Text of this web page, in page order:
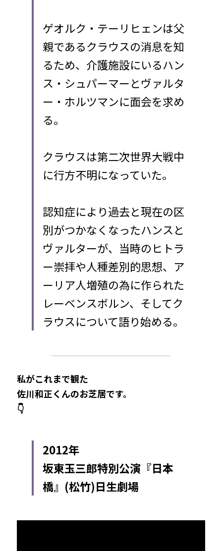
ゲオルク・テーリヒェンは父
親であるクラウスの消息を知
るため、介護施設にいるハン
ス・シュパーマーとヴァルタ
ー・ホルツマンに面会を求め
る。
クラウスは第二次世界大戦中
に行方不明になっていた。
認知症により過去と現在の区
別がつかなくなったハンスと
ヴァルターが、当時のヒトラ
ー崇拝や人種差別的思想、ア
ーリア人増殖の為に作られた
レーベンスボルン、そしてク
ラウスについて語り始める。
私がこれまで観た
佐川和正くんのお芝居です。
👇
2012年
坂東玉三郎特別公演『日本
橋』(松竹)日生劇場